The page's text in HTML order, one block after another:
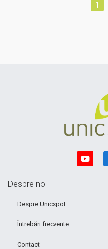
1
Despre noi
Despre Unicspot
Întrebări frecvente
Contact